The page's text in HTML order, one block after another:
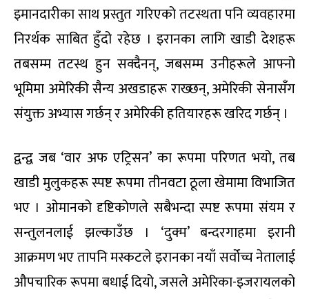
इमानदारीका साथ प्रस्तुत गरिएको तटस्थता पनि व्यवहारमा
निरर्थक साबित हुँदो रहेछ । इरानका लागि खाडी देशहरू
तबसम्म तटस्थ हुन सक्दैनन्, जबसम्म उनीहरूले आफ्नो
भूमिमा अमेरिकी सैन्य अखडाहरू राख्छन्, अमेरिकी सेनासँग
संयुक्त अभ्यास गर्छन् र अमेरिकी हतियारहरू खरिद गर्छन् ।
द्वन्द्व जब ‘वार अफ एट्रिसन’ का रूपमा परिणत भयो, तब
खाडी मुलुकहरू स्पष्ट रूपमा तीनवटा ठूला खेमामा विभाजित
भए । ओमानको दृष्टिकोणले सबैभन्दा स्पष्ट रूपमा संयम र
सन्तुलनलाई झल्काउँछ । ‘दुक्म’ बन्दरगाहमा इरानी
आक्रमण भए तापनि मस्कटले इरानका नयाँ सर्वोच्च नेतालाई
औपचारिक रूपमा बधाई दियो, जसले अमेरिका-इजरायलको